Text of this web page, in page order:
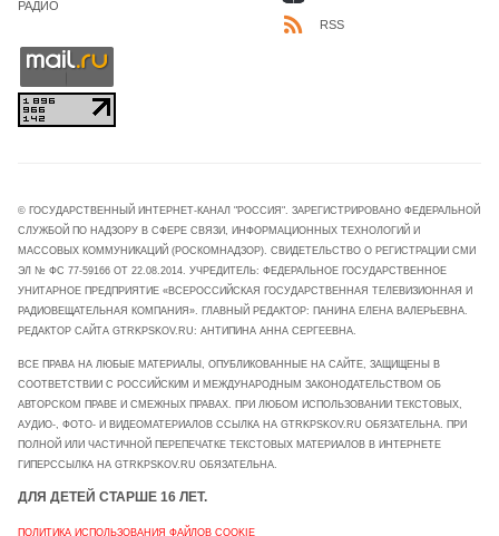
РАДИО
RSS
© ГОСУДАРСТВЕННЫЙ ИНТЕРНЕТ-КАНАЛ "РОССИЯ". ЗАРЕГИСТРИРОВАНО ФЕДЕРАЛЬНОЙ
СЛУЖБОЙ ПО НАДЗОРУ В СФЕРЕ СВЯЗИ, ИНФОРМАЦИОННЫХ ТЕХНОЛОГИЙ И
МАССОВЫХ КОММУНИКАЦИЙ (РОСКОМНАДЗОР). СВИДЕТЕЛЬСТВО О РЕГИСТРАЦИИ СМИ
ЭЛ № ФС 77-59166 ОТ 22.08.2014. УЧРЕДИТЕЛЬ: ФЕДЕРАЛЬНОЕ ГОСУДАРСТВЕННОЕ
УНИТАРНОЕ ПРЕДПРИЯТИЕ «ВСЕРОССИЙСКАЯ ГОСУДАРСТВЕННАЯ ТЕЛЕВИЗИОННАЯ И
РАДИОВЕЩАТЕЛЬНАЯ КОМПАНИЯ». ГЛАВНЫЙ РЕДАКТОР: ПАНИНА ЕЛЕНА ВАЛЕРЬЕВНА.
РЕДАКТОР САЙТА GTRKPSKOV.RU: АНТИПИНА АННА СЕРГЕЕВНА.
ВСЕ ПРАВА НА ЛЮБЫЕ МАТЕРИАЛЫ, ОПУБЛИКОВАННЫЕ НА САЙТЕ, ЗАЩИЩЕНЫ В
СООТВЕТСТВИИ С РОССИЙСКИМ И МЕЖДУНАРОДНЫМ ЗАКОНОДАТЕЛЬСТВОМ ОБ
АВТОРСКОМ ПРАВЕ И СМЕЖНЫХ ПРАВАХ. ПРИ ЛЮБОМ ИСПОЛЬЗОВАНИИ ТЕКСТОВЫХ,
АУДИО-, ФОТО- И ВИДЕОМАТЕРИАЛОВ ССЫЛКА НА GTRKPSKOV.RU ОБЯЗАТЕЛЬНА. ПРИ
ПОЛНОЙ ИЛИ ЧАСТИЧНОЙ ПЕРЕПЕЧАТКЕ ТЕКСТОВЫХ МАТЕРИАЛОВ В ИНТЕРНЕТЕ
ГИПЕРССЫЛКА НА GTRKPSKOV.RU ОБЯЗАТЕЛЬНА.
ДЛЯ ДЕТЕЙ СТАРШЕ 16 ЛЕТ.
ПОЛИТИКА ИСПОЛЬЗОВАНИЯ ФАЙЛОВ COOKIE